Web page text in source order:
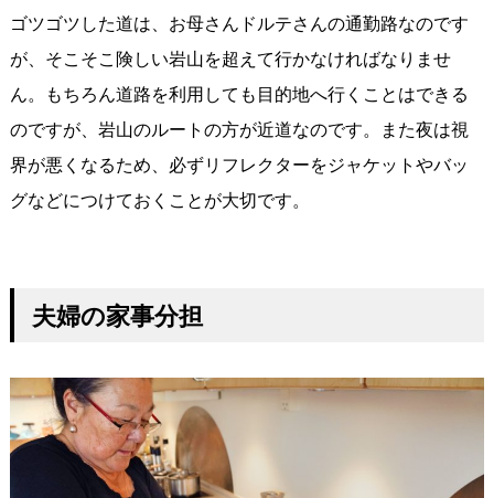
ゴツゴツした道は、お母さんドルテさんの通勤路なのです
が、そこそこ険しい岩山を超えて行かなければなりませ
ん。もちろん道路を利用しても目的地へ行くことはできる
のですが、岩山のルートの方が近道なのです。また夜は視
界が悪くなるため、必ずリフレクターをジャケットやバッ
グなどにつけておくことが大切です。
夫婦の家事分担